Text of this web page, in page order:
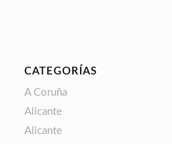
CATEGORÍAS
A Coruña
Alicante
Alicante